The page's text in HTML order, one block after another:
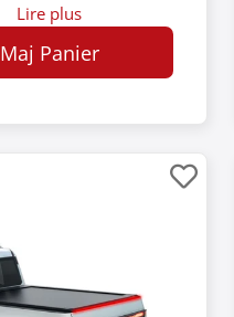
Lire plus
Maj Panier